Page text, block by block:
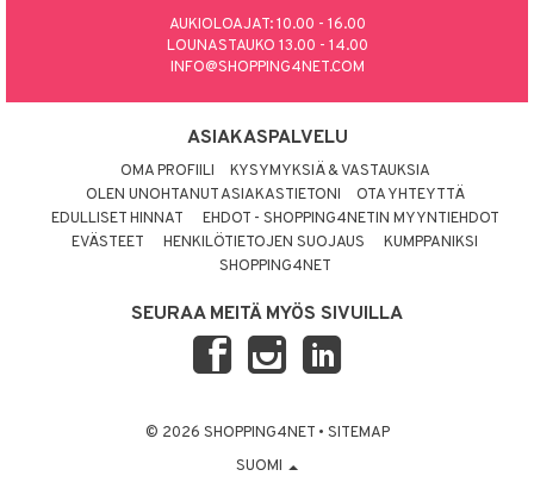
AUKIOLOAJAT: 10.00 - 16.00
LOUNASTAUKO 13.00 - 14.00
INFO@SHOPPING4NET.COM
ASIAKASPALVELU
OMA PROFIILI
KYSYMYKSIÄ & VASTAUKSIA
OLEN UNOHTANUT ASIAKASTIETONI
OTA YHTEYTTÄ
EDULLISET HINNAT
EHDOT - SHOPPING4NETIN MYYNTIEHDOT
EVÄSTEET
HENKILÖTIETOJEN SUOJAUS
KUMPPANIKSI
SHOPPING4NET
SEURAA MEITÄ MYÖS SIVUILLA
© 2026 SHOPPING4NET • SITEMAP
SUOMI